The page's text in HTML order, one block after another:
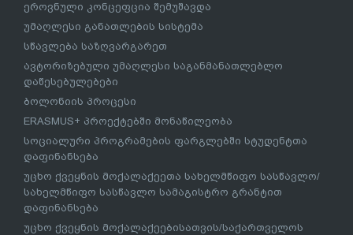
ეროვნული კონცეფცია შემუშავდა
უმაღლესი განათლების სისტემა
სწავლება საზღვარგარეთ
ავტორიზებული უმაღლესი საგანმანათლებლო
დაწესებულებები
ბოლონიის პროცესი
ERASMUS+ პროექტებში მონაწილეობა
სოციალური პროგრამების ფარგლებში სტუდენტთა
დაფინანსება
უცხო ქვეყნის მოქალაქეეთა სახელმწიფო სასწავლო/
სახელმწიფო სასწავლო სამაგისტრო გრანტით
დაფინანსება
უცხო ქვეყნის მოქალაქეებისათვის/საქართველოს